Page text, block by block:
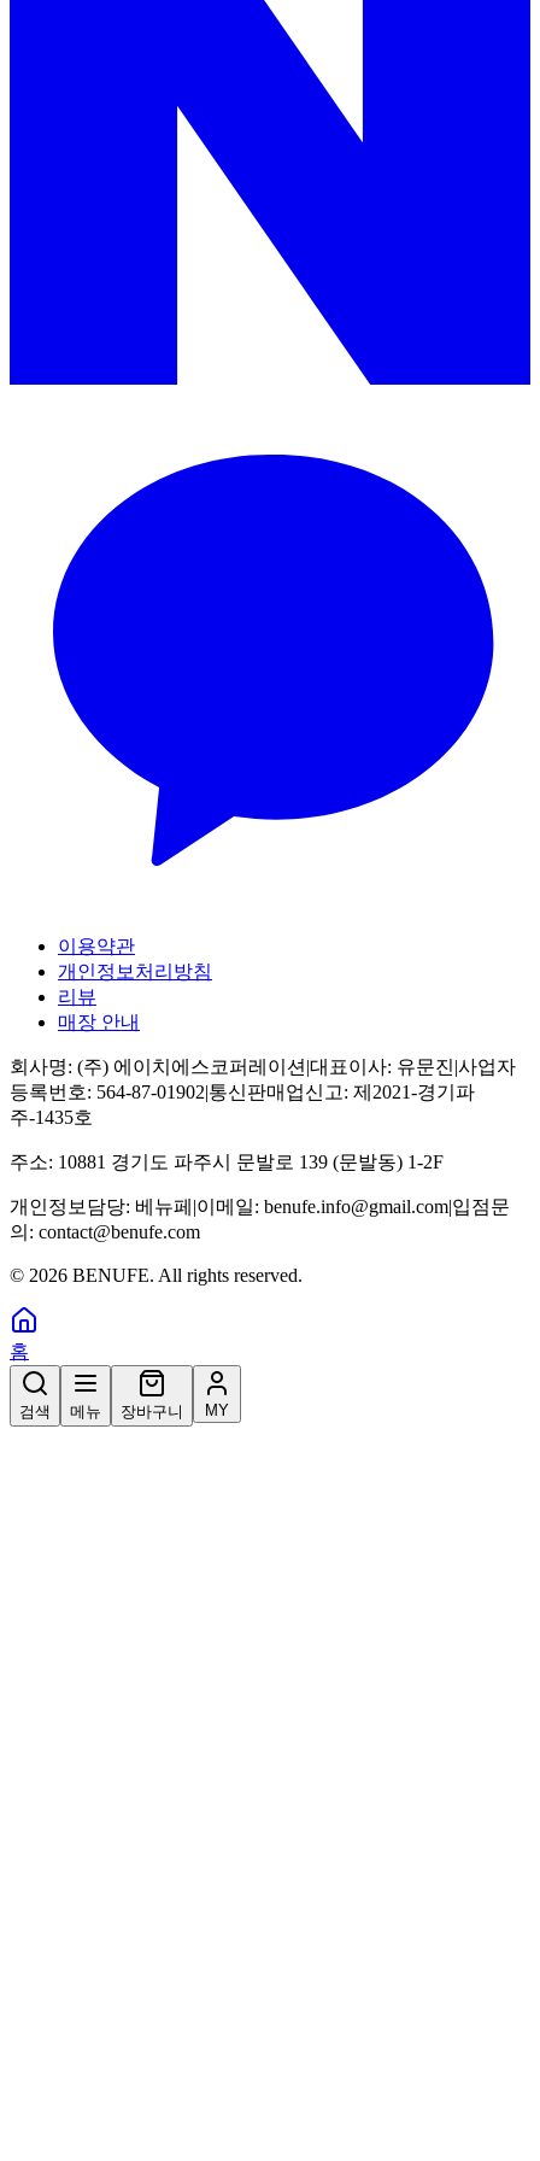
이용약관
개인정보처리방침
리뷰
매장 안내
회사명: (주) 에이치에스코퍼레이션|대표이사: 유문진|사업자
등록번호: 564-87-01902|통신판매업신고: 제2021-경기파
주-1435호
주소: 10881 경기도 파주시 문발로 139 (문발동) 1-2F
개인정보담당: 베뉴페 |이메일: benufe.info@gmail.com|입점문
의: contact@benufe.com
© 2026 BENUFE. All rights reserved.
홈
검색 메뉴 장바구니 MY